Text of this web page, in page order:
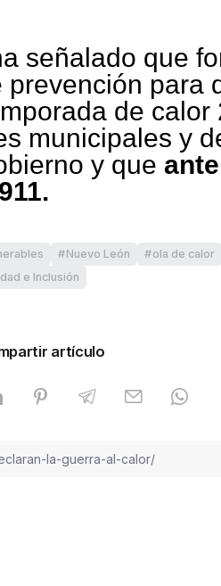
señalado que
para
de calor
municipales y
y que
Nuevo León ola de calor
e Inclusión
artículo